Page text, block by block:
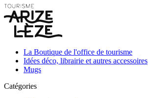
La Boutique de l'office de tourisme
Idées déco, librairie et autres accessoires
Mugs
Catégories